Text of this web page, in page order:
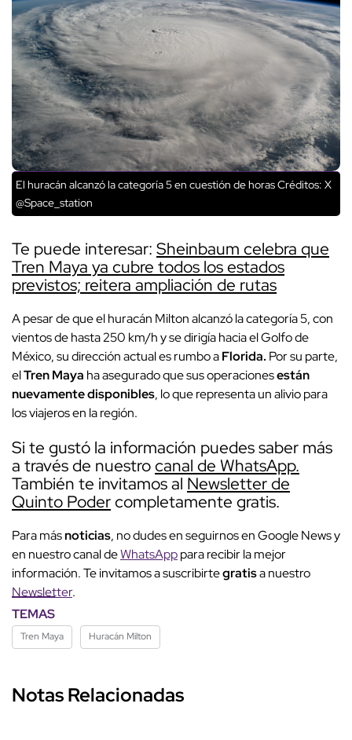
El huracán alcanzó la categoría 5 en cuestión de horasCréditos: X
@Space_station
Te puede interesar: Sheinbaum celebra que
Tren Maya ya cubre todos los estados
previstos; reitera ampliación de rutas
A pesar de que el huracán Milton alcanzó la categoría 5, con
vientos de hasta 250 km/h y se dirigía hacia el Golfo de
México, su dirección actual es rumbo aFlorida. Por su parte,
elTren Maya ha asegurado que sus operacionesestán
nuevamente disponibles, lo que representa un alivio para
los viajeros en la región.
Si te gustó la información puedes saber más
a través de nuestrocanal de WhatsApp.
También te invitamos al Newsletter de
Quinto Podercompletamente gratis.
Para másnoticias, no dudes en seguirnos en Google News y
en nuestro canal deWhatsApppara recibir la mejor
información. Te invitamos a suscribirtegratisa nuestro
Newsletter.
TEMAS
Tren Maya Huracán Milton
Notas Relacionadas